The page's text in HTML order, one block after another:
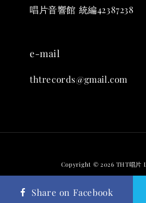
THT 九週年 唱片墊 (2入
唱片音響館 統編42387238
e-mail
thtrecords@gmail.com
Copyright © 2026 THT唱片
Share on Facebook